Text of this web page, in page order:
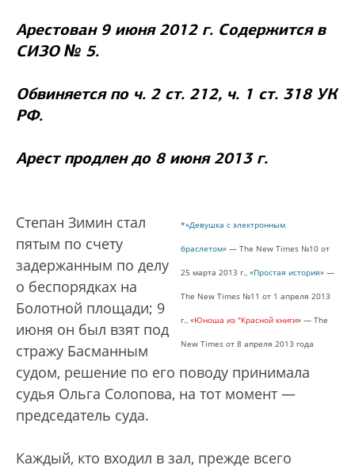
Арестован 9 июня 2012 г. Содержится в
СИЗО № 5.
Обвиняется по ч. 2 ст. 212, ч. 1 ст. 318 УК
РФ.
Арест продлен до 8 июня 2013 г.
*«Девушка с электронным
браслетом» — The New Times №10 от
25 марта 2013 г., «Простая история» —
The New Times №11 от 1 апреля 2013
г., «Юноша из "Красной книги» — The
New Times от 8 апреля 2013 года
Степан Зимин стал
пятым по счету
задержанным по делу
о беспорядках на
Болотной площади; 9
июня он был взят под
стражу Басманным
судом, решение по его поводу принимала
судья Ольга Солопова, на тот момент —
председатель суда.
Каждый, кто входил в зал, прежде всего